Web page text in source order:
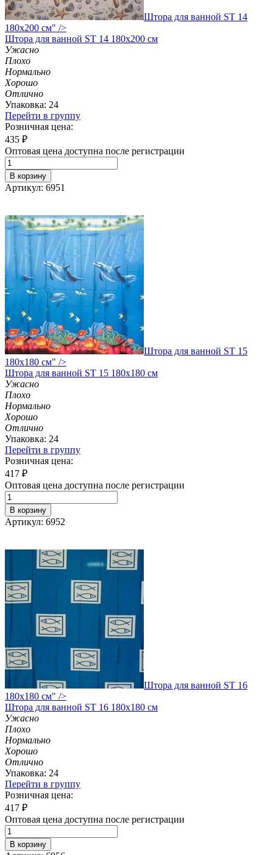
Штора для ванной ST 14
180х200 см" />
Штора для ванной ST 14 180х200 см
Ужасно
Плохо
Нормально
Хорошо
Отлично
Упаковка: 24
Перейти в группу
Розничная цена:
435 ₽
Оптовая цена доступна после регистрации
В корзину
Артикул: 6951
Штора для ванной ST 15
180х180 см" />
Штора для ванной ST 15 180х180 см
Ужасно
Плохо
Нормально
Хорошо
Отлично
Упаковка: 24
Перейти в группу
Розничная цена:
417 ₽
Оптовая цена доступна после регистрации
В корзину
Артикул: 6952
Штора для ванной ST 16
180х180 см" />
Штора для ванной ST 16 180х180 см
Ужасно
Плохо
Нормально
Хорошо
Отлично
Упаковка: 24
Перейти в группу
Розничная цена:
417 ₽
Оптовая цена доступна после регистрации
В корзину